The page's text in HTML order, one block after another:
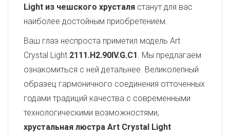
Light из чешского хрусталя станут для вас
наиболее достойным приобретением.
Ваш глаз неспроста приметил модель Art
Crystal Light 2111.H2.90IV.G.C1. Мы предлагаем
ознакомиться с ней детальнее. Великолепный
образец гармоничного соединения отточенных
годами традиций качества с современными
технологическими возможностями,
хрустальная люстра Art Crystal Light